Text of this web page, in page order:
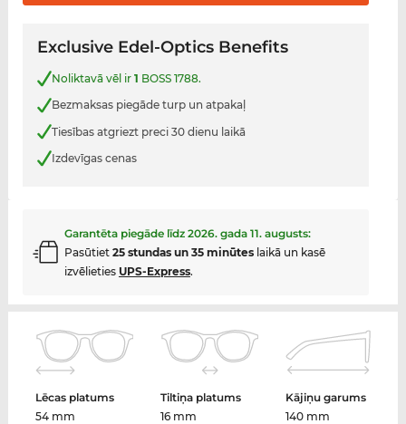
Exclusive Edel-Optics Benefits
Noliktavā vēl ir 1 BOSS 1788.
Bezmaksas piegāde turp un atpakaļ
Tiesības atgriezt preci 30 dienu laikā
Izdevīgas cenas
Garantēta piegāde līdz 2026. gada 11. augusts:
Pasūtiet 25 stundas un 35 minūteslaikā un kasē
izvēlieties UPS-Express.
Lēcas platums
54 mm
Tiltiņa platums
16 mm
Kājiņu garums
140 mm